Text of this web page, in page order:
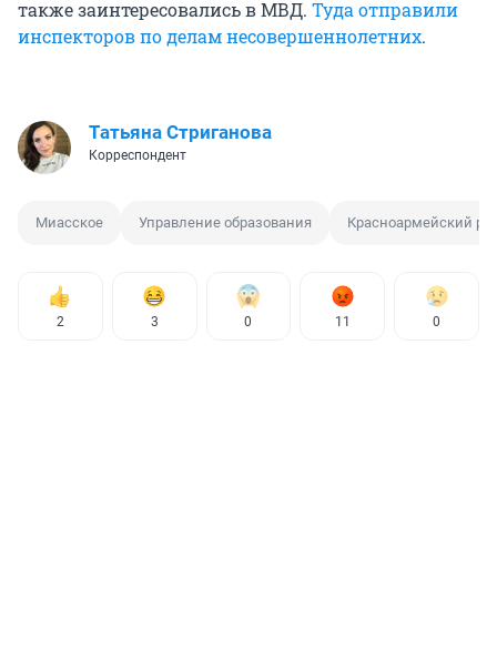
также заинтересовались в МВД. Туда отправили
инспекторов по делам несовершеннолетних.
Татьяна Стриганова
Корреспондент
Миасское Управление образования Красноармейский
2 3 0 11 0